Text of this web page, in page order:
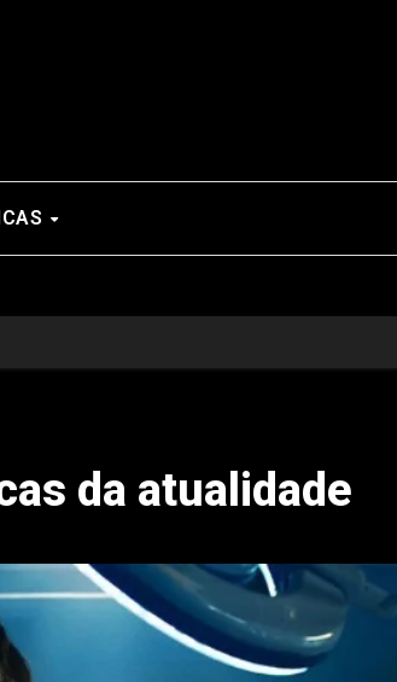
da atualidade